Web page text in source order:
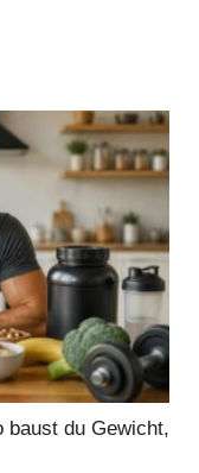
baust du Gewicht,